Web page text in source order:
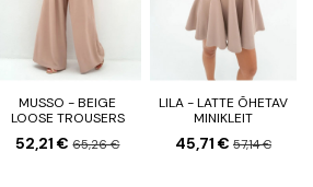
MUSSO - BEIGE
LOOSE TROUSERS
52,21 €65,26 €
LILA - LATTE ÕHETAV
MINIKLEIT
45,71 € 57,14 €